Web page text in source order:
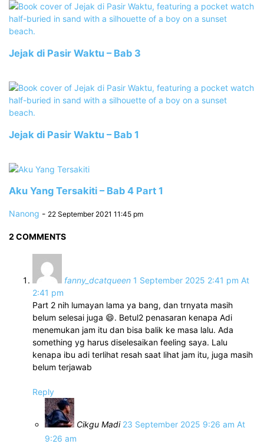
Jejak di Pasir Waktu – Bab 3
Jejak di Pasir Waktu – Bab 1
Aku Yang Tersakiti – Bab 4 Part 1
Nanong - 22 September 2021 11:45 pm
2 COMMENTS
fanny_dcatqueen 1 September 2025 2:41 pm At
2:41 pm
Part 2 nih lumayan lama ya bang, dan trnyata masih
belum selesai juga 😄. Betul2 penasaran kenapa Adi
menemukan jam itu dan bisa balik ke masa lalu. Ada
something yg harus diselesaikan feeling saya. Lalu
kenapa ibu adi terlihat resah saat lihat jam itu, juga masih
belum terjawab
Reply
Cikgu Madi 23 September 2025 9:26 am At
9:26 am